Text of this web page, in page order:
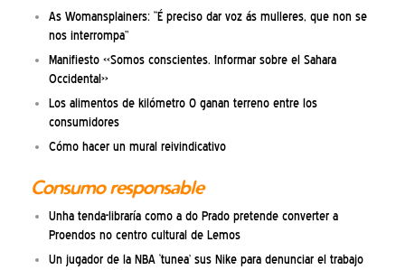
As Womansplainers: “É preciso dar voz ás mulleres, que non se
nos interrompa”
Manifiesto «Somos conscientes. Informar sobre el Sahara
Occidental»
Los alimentos de kilómetro 0 ganan terreno entre los
consumidores
Cómo hacer un mural reivindicativo
Consumo responsable
Unha tenda-libraría como a do Prado pretende converter a
Proendos no centro cultural de Lemos
Un jugador de la NBA ‘tunea’ sus Nike para denunciar el trabajo